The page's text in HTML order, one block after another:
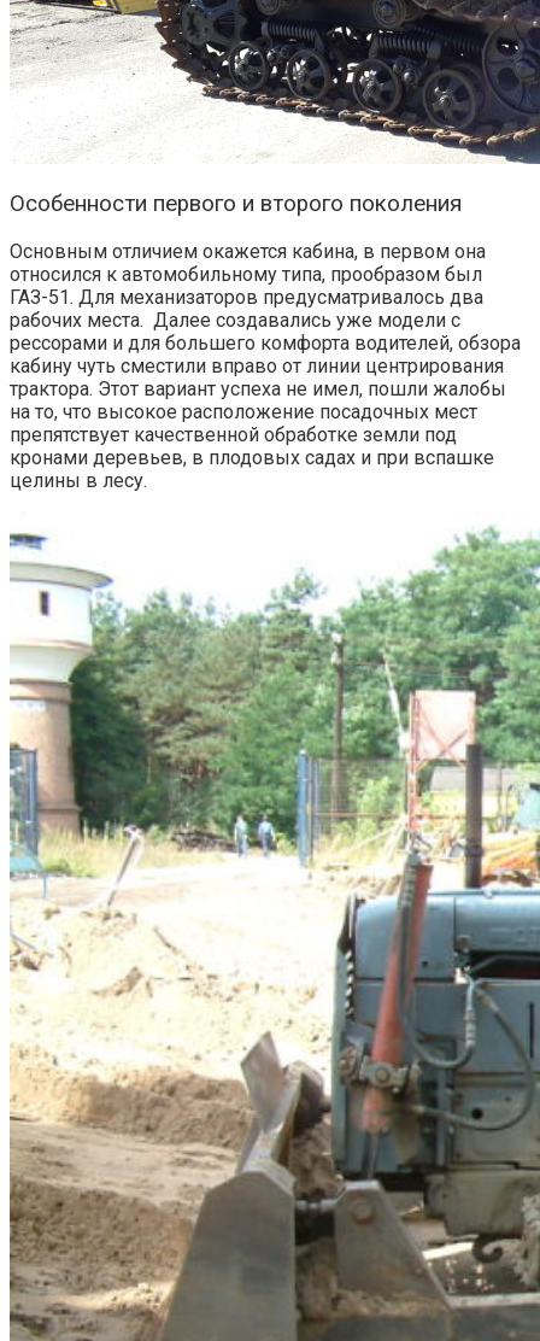
Особенности первого и второго поколения
Основным отличием окажется кабина, в первом она
относился к автомобильному типа, прообразом был
ГАЗ-51. Для механизаторов предусматривалось два
рабочих места. Далее создавались уже модели с
рессорами и для большего комфорта водителей, обзора
кабину чуть сместили вправо от линии центрирования
трактора. Этот вариант успеха не имел, пошли жалобы
на то, что высокое расположение посадочных мест
препятствует качественной обработке земли под
кронами деревьев, в плодовых садах и при вспашке
целины в лесу.